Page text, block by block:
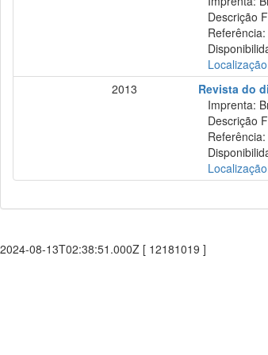
Descrição
2013
Revista do
Imprenta:
Descrição
Referência:
2024-08-13T02:38:51.000Z [ 12181019 ]